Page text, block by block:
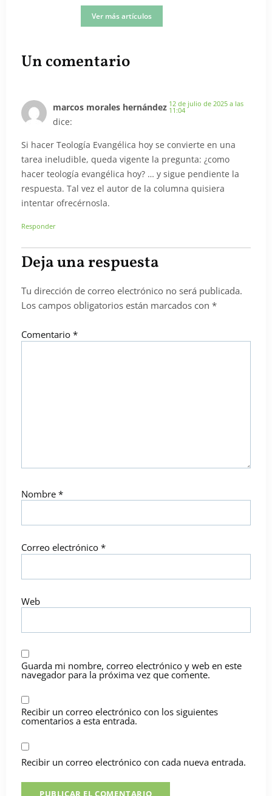
Ver más artículos
Un comentario
marcos morales hernández
dice:
12 de julio de 2025 a las
11:04
Si hacer Teología Evangélica hoy se convierte en una
tarea ineludible, queda vigente la pregunta: ¿como
hacer teología evangélica hoy? … y sigue pendiente la
respuesta. Tal vez el autor de la columna quisiera
intentar ofrecérnosla.
Responder
Deja una respuesta
Tu dirección de correo electrónico no será publicada.
Los campos obligatorios están marcados con *
Comentario *
Nombre *
Correo electrónico *
Web
Guarda mi nombre, correo electrónico y web en este
navegador para la próxima vez que comente.
Recibir un correo electrónico con los siguientes
comentarios a esta entrada.
Recibir un correo electrónico con cada nueva entrada.